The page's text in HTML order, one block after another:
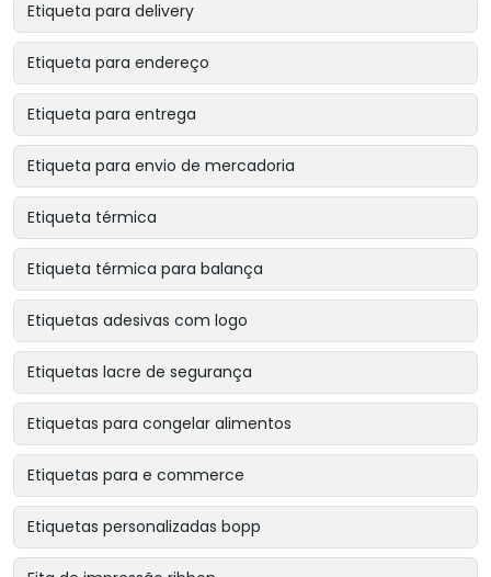
Etiqueta para delivery
Etiqueta para endereço
Etiqueta para entrega
Etiqueta para envio de mercadoria
Etiqueta térmica
Etiqueta térmica para balança
Etiquetas adesivas com logo
Etiquetas lacre de segurança
Etiquetas para congelar alimentos
Etiquetas para e commerce
Etiquetas personalizadas bopp